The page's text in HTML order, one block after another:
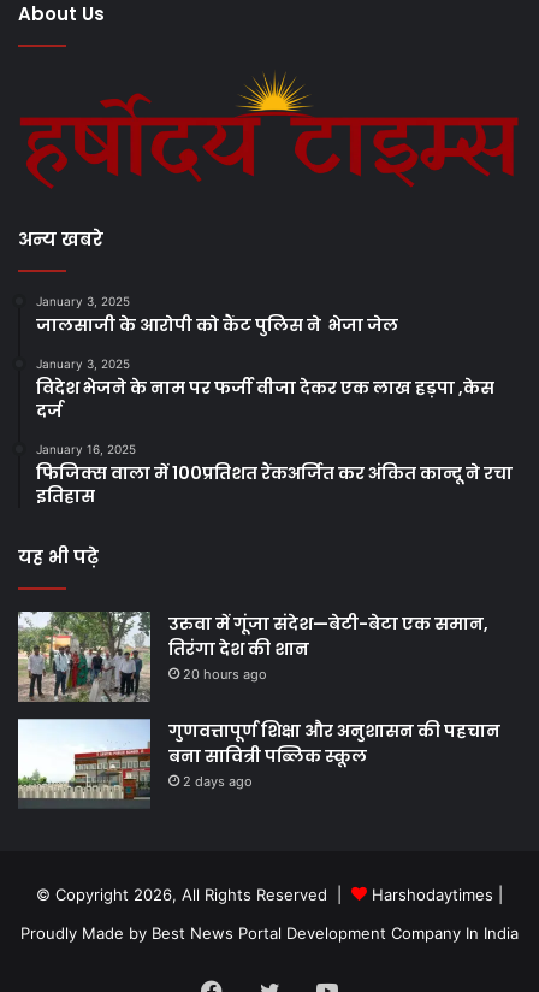
About Us
अन्य खबरे
January 3, 2025
जालसाजी के आरोपी को कैंट पुलिस ने भेजा जेल
January 3, 2025
विदेश भेजने के नाम पर फर्जी वीजा देकर एक लाख हड़पा ,केस
दर्ज
January 16, 2025
फिजिक्स वाला में 100प्रतिशत रैंकअर्जित कर अंकित कान्दू ने रचा
इतिहास
यह भी पढ़े
उरुवा में गूंजा संदेश—बेटी-बेटा एक समान,
तिरंगा देश की शान
20 hours ago
गुणवत्तापूर्ण शिक्षा और अनुशासन की पहचान
बना सावित्री पब्लिक स्कूल
2 days ago
© Copyright 2026, All Rights Reserved | Harshodaytimes
Proudly Made by Best News Portal Development Company In India